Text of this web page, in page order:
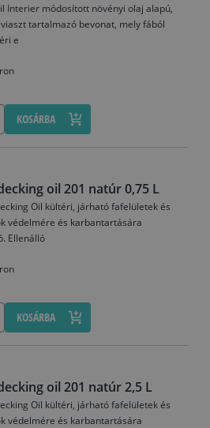
Interier módosított növényi olaj alapú,
tartalmazó bevonat, mely fából
e
KOSÁRBA
oil 201 natúr 0,75 L
Oil kültéri, járható fafelületek és
védelmére és karbantartására
Ellenálló
KOSÁRBA
oil 201 natúr 2,5 L
Oil kültéri, járható fafelületek és
védelmére és karbantartására